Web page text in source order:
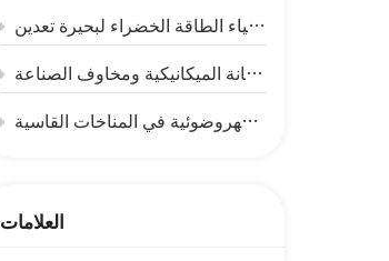
تحويل النفايات إلى ثروة، وتسخير المياه: إعادة إحياء الطاقة الخضراء لبحيرة تعدين
لماذا تُعدّ وحدات الطاقة الشمسية الكهروضوئية الأكبر حجماً أكثر هشاشة؟ - تحليل أزمة المتانة الميكانيكية ومخاوف الصناعة
من "مواجهة الرياح" إلى "التكيف": معركة البقاء لأجهزة تتبع الخلايا الكهروضوئية في المناخات القاسية
العلامات